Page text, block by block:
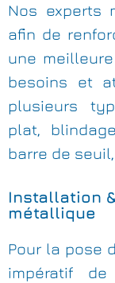
Nos experts
afin de
une
besoins et
plusieurs
plat,
barre de
Installation
métallique
Pour la pose
impératif